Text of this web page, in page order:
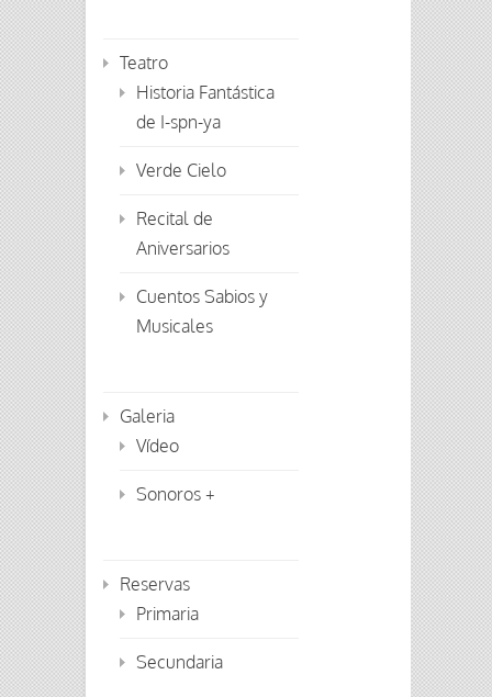
Teatro
Historia Fantástica
de I-spn-ya
Verde Cielo
Recital de
Aniversarios
Cuentos Sabios y
Musicales
Galeria
Vídeo
Sonoros +
Reservas
Primaria
Secundaria